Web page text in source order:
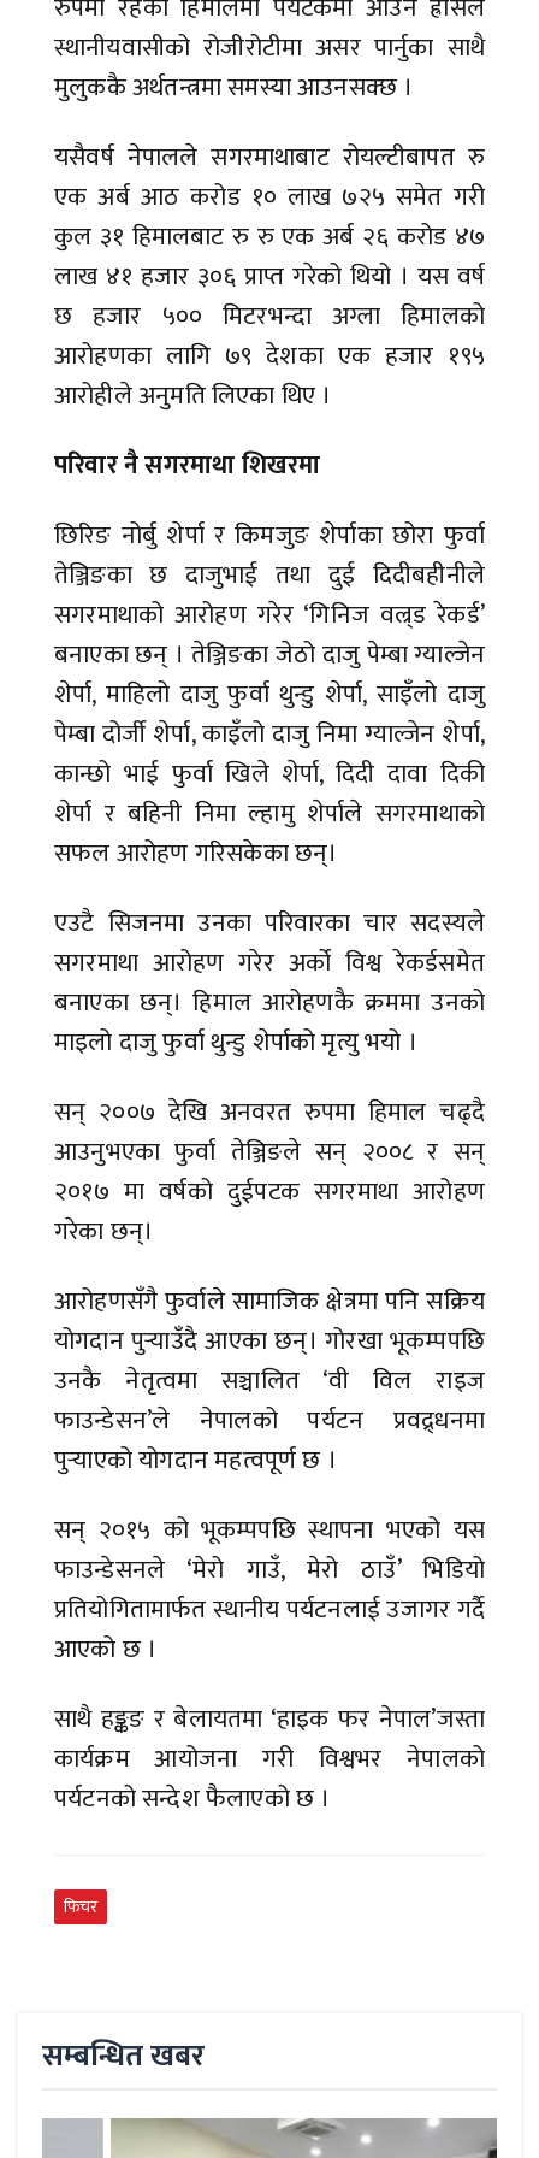
स्थानीयवासीको रोजीरोटीमा असर पार्नुका साथै
मुलुककै अर्थतन्त्रमा समस्या आउनसक्छ ।
यसैवर्ष नेपालले सगरमाथाबाट रोयल्टीबापत रु
एक अर्ब आठ करोड १० लाख ७२५ समेत गरी
कुल ३१ हिमालबाट रु रु एक अर्ब २६ करोड ४७
लाख ४१ हजार ३०६ प्राप्त गरेको थियो । यस वर्ष
छ हजार ५०० मिटरभन्दा अग्ला हिमालको
आरोहणका लागि ७९ देशका एक हजार १९५
आरोहीले अनुमति लिएका थिए ।
परिवार नै सगरमाथा शिखरमा
छिरिङ नोर्बु शेर्पा र किमजुङ शेर्पाका छोरा फुर्वा
तेञ्जिङका छ दाजुभाई तथा दुई दिदीबहीनीले
सगरमाथाको आरोहण गरेर ‘गिनिज वल्र्ड रेकर्ड’
बनाएका छन् । तेञ्जिङका जेठो दाजु पेम्बा ग्याल्जेन
शेर्पा, माहिलो दाजु फुर्वा थुन्डु शेर्पा, साइँलो दाजु
पेम्बा दोर्जी शेर्पा, काइँलो दाजु निमा ग्याल्जेन शेर्पा,
कान्छो भाई फुर्वा खिले शेर्पा, दिदी दावा दिकी
शेर्पा र बहिनी निमा ल्हामु शेर्पाले सगरमाथाको
सफल आरोहण गरिसकेका छन्।
एउटै सिजनमा उनका परिवारका चार सदस्यले
सगरमाथा आरोहण गरेर अर्को विश्व रेकर्डसमेत
बनाएका छन्। हिमाल आरोहणकै क्रममा उनको
माइलो दाजु फुर्वा थुन्डु शेर्पाको मृत्यु भयो ।
सन् २००७ देखि अनवरत रुपमा हिमाल चढ्दै
आउनुभएका फुर्वा तेञ्जिङले सन् २००८ र सन्
२०१७ मा वर्षको दुईपटक सगरमाथा आरोहण
गरेका छन्।
आरोहणसँगै फुर्वाले सामाजिक क्षेत्रमा पनि सक्रिय
योगदान पुर्‍याउँदै आएका छन्। गोरखा भूकम्पपछि
उनकै नेतृत्वमा सञ्चालित ‘वी विल राइज
फाउन्डेसन’ले नेपालको पर्यटन प्रवद्र्धनमा
पुर्‍याएको योगदान महत्वपूर्ण छ ।
सन् २०१५ को भूकम्पपछि स्थापना भएको यस
फाउन्डेसनले ‘मेरो गाउँ, मेरो ठाउँ’ भिडियो
प्रतियोगितामार्फत स्थानीय पर्यटनलाई उजागर गर्दै
आएको छ ।
साथै हङ्कङ र बेलायतमा ‘हाइक फर नेपाल’जस्ता
कार्यक्रम आयोजना गरी विश्वभर नेपालको
पर्यटनको सन्देश फैलाएको छ ।
फिचर
सम्बन्धित खबर